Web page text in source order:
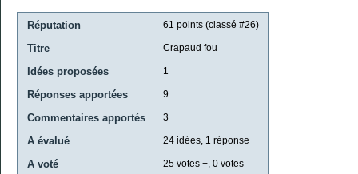
Réputation 61 points (classé #26)
Titre Crapaud fou
Idées proposées 1
Réponses apportées 9
Commentaires apportés 3
A évalué 24 idées, 1 réponse
A voté 25 votes +, 0 votes -